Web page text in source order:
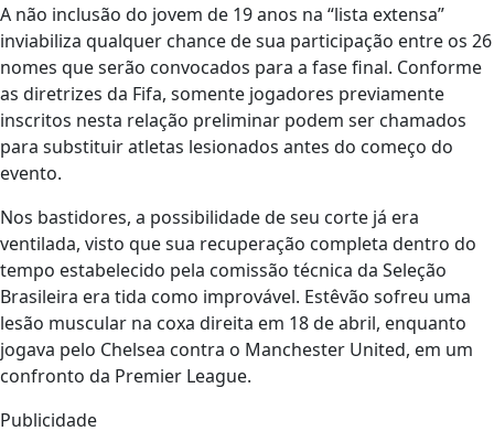
A não inclusão do jovem de 19 anos na “lista extensa”
inviabiliza qualquer chance de sua participação entre os 26
nomes que serão convocados para a fase final. Conforme
as diretrizes da Fifa, somente jogadores previamente
inscritos nesta relação preliminar podem ser chamados
para substituir atletas lesionados antes do começo do
evento.
Nos bastidores, a possibilidade de seu corte já era
ventilada, visto que sua recuperação completa dentro do
tempo estabelecido pela comissão técnica da Seleção
Brasileira era tida como improvável. Estêvão sofreu uma
lesão muscular na coxa direita em 18 de abril, enquanto
jogava pelo Chelsea contra o Manchester United, em um
confronto da Premier League.
Publicidade